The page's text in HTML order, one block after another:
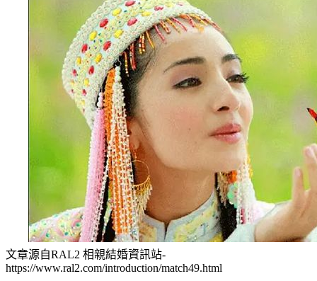
文章源自RAL2 相親結婚資訊站-
https://www.ral2.com/introduction/match49.html